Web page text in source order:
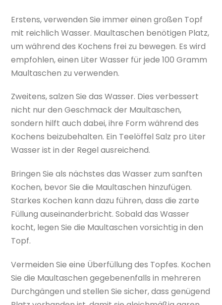
Erstens, verwenden Sie immer einen großen Topf
mit reichlich Wasser. Maultaschen benötigen Platz,
um während des Kochens frei zu bewegen. Es wird
empfohlen, einen Liter Wasser für jede 100 Gramm
Maultaschen zu verwenden.
Zweitens, salzen Sie das Wasser. Dies verbessert
nicht nur den Geschmack der Maultaschen,
sondern hilft auch dabei, ihre Form während des
Kochens beizubehalten. Ein Teelöffel Salz pro Liter
Wasser ist in der Regel ausreichend.
Bringen Sie als nächstes das Wasser zum sanften
Kochen, bevor Sie die Maultaschen hinzufügen.
Starkes Kochen kann dazu führen, dass die zarte
Füllung auseinanderbricht. Sobald das Wasser
kocht, legen Sie die Maultaschen vorsichtig in den
Topf.
Vermeiden Sie eine Überfüllung des Topfes. Kochen
Sie die Maultaschen gegebenenfalls in mehreren
Durchgängen und stellen Sie sicher, dass genügend